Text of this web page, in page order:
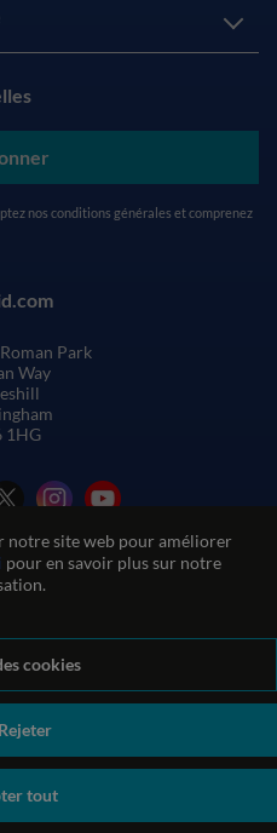
notre site web pour améliorer
pour en savoir plus sur notre
cookies
tout
nos conditions générales et comprenez
Park
Way
1HG
de vente
du site web
cookies
Politique de qualité
moderne
48|ecommerce by red